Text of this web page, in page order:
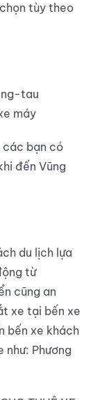
tùy theo
máy
các bạn có
đến Vũng
du lịch lựa
từ
cũng an
xe tại bến xe
bến xe khách
như: Phương